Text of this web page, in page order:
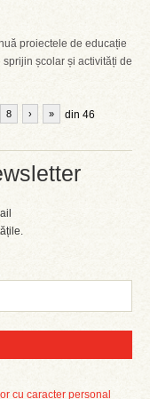
cu caracter personal
proiectele de educație
școlar și activități de
8 din 46
› »